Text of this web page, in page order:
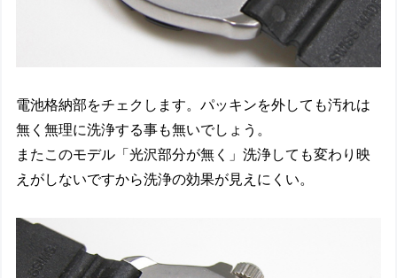
電池格納部をチェクします。パッキンを外しても汚れは
無く無理に洗浄する事も無いでしょう。
またこのモデル「光沢部分が無く」洗浄しても変わり映
えがしないですから洗浄の効果が見えにくい。